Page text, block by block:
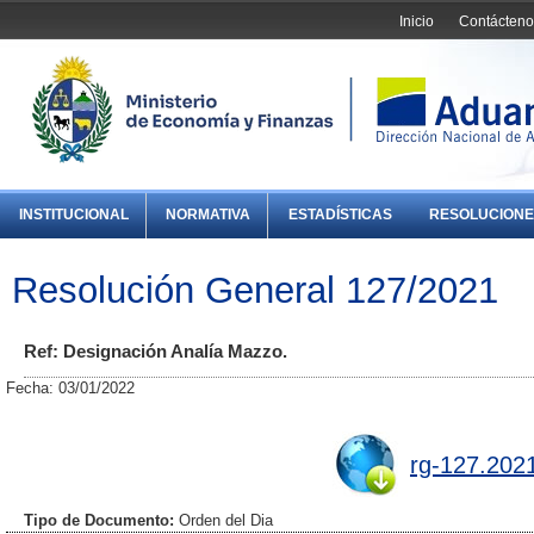
Inicio
INSTITUCIONAL NORMATIVA ESTADÍSTICAS
Resolución General 127/2021
Ref: Designación Analía Mazzo.
Fecha: 03/01/2022
rg-
Tipo de Documento: Orden del Dia